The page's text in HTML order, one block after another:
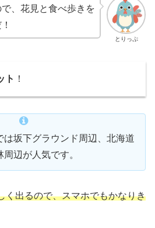
とりっぷ
、花見と食べ歩きを
ト ！
は坂下グラウンド周辺、北海道
辺が人気です。
く出るので、スマホでもかなりき